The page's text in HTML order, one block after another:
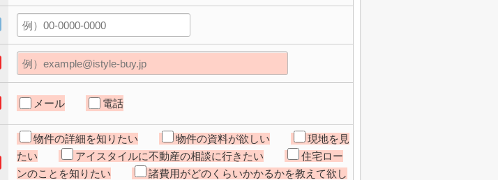
メール 電話
物件の詳細を知りたい 物件の資料が欲しい
現地を見
たい
アイスタイルに不動産の相談に行きたい
住宅ロー
ンのことを知りたい
諸費用がどのくらいかかるかを教えて欲し